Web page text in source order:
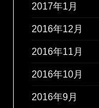
2017年1月
2016年12月
2016年11月
2016年10月
2016年9月